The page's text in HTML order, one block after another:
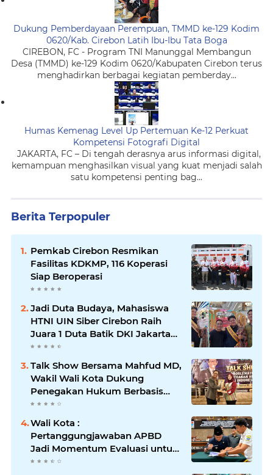
Dukung Pemberdayaan Perempuan, TMMD ke-129 Kodim
0620/Kab. Cirebon Latih Ibu-Ibu Tata Boga
CIREBON, FC - Program TNI Manunggal Membangun
Desa (TMMD) ke-129 Kodim 0620/Kabupaten Cirebon terus
menghadirkan berbagai kegiatan pemberday...
Humas Kemenag Level Up Pertemuan Ke-12 Perkuat
Kompetensi Fotografi Digital
JAKARTA, FC – Di tengah derasnya arus informasi digital,
kemampuan menghasilkan visual yang kuat menjadi salah
satu kompetensi penting bag...
Berita Terpopuler
Pemkab Cirebon Resmikan
Fasilitas KDKMP, 116 Koperasi
Siap Beroperasi
Jadi Duta Budaya, Mahasiswa
HTNI UIN Siber Cirebon Raih
Juara 1 Duta Batik DKI Jakarta
2026
Talk Show Bersama Mahfud MD,
Wakil Wali Kota Dukung
Penegakan Hukum Berbasis
Integritas
Wali Kota :
Pertanggungjawaban APBD
Jadi Momentum Evaluasi untuk
Meningkatkan Kualitas